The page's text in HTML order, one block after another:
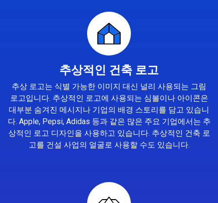
추상적인 건축 로고
추상 로고는 식별 가능한 이미지 대신 널리 사용되는 그림
로고입니다. 추상적인 로고에 사용되는 심볼이나 아이콘은
대부분 숨겨진 메시지나 기업의 배경 스토리를 담고 있습니
다. Apple, Pepsi, Adidas 등과 같은 많은 주요 기업에서는 추
상적인 로고 디자인을 사용하고 있습니다. 추상적인 건축 로
고를 건설 사업의 얼굴로 사용할 수도 있습니다.